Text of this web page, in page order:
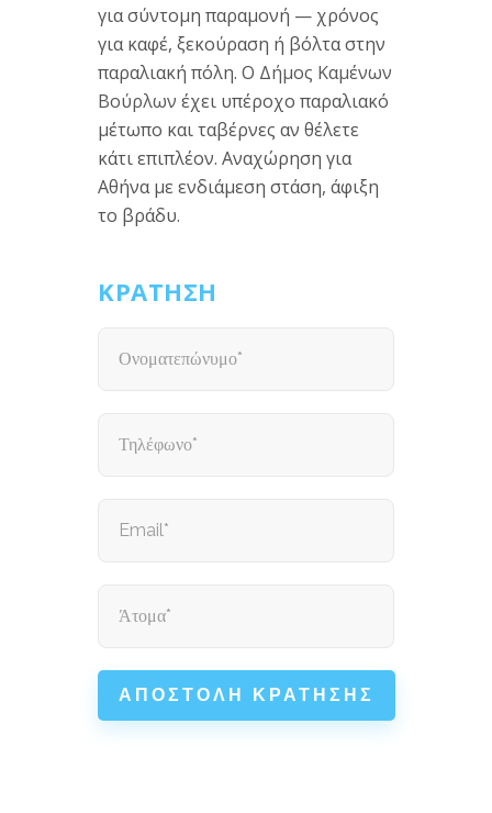
γιασύντομη παραμονή — χρόνος
γιακαφέ, ξεκούραση ή βόλταστην
παραλιακή πόλη. Ο Δήμος Καμένων
Βούρλων έχει υπέροχο παραλιακό
μέτωπο καιταβέρνες αν θέλετε
κάτιεπιπλέον. Αναχώρηση για
Αθήνα με ενδιάμεση στάση, άφιξη
το βράδυ.
ΚΡΑΤΗΣΗ